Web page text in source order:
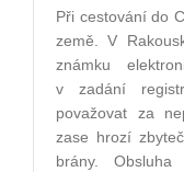
Při cestování do
země. V
známku
v zadání
považovat za
zase hrozí
brány.